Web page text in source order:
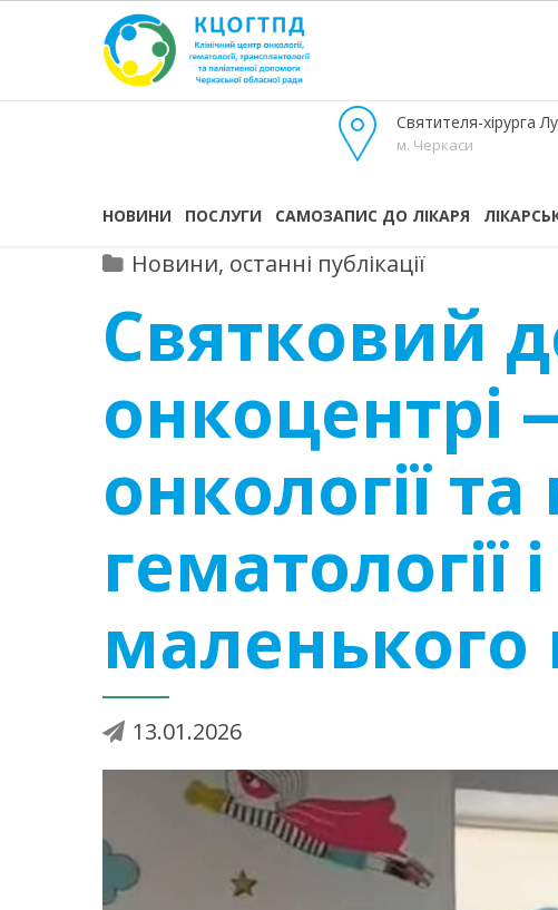
Святителя-хірурга
м. Черкаси
НОВИНИ ПОСЛУГИ САМОЗАПИС ДО ЛІКАРЯ
Новини, останні публікації
Святковий
онкоцентрі
онкології та
маленького
13.01.2026